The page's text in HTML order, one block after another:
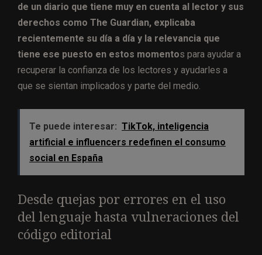
de un diario que tiene muy en cuenta al lector y sus
derechos como The Guardian, explicaba
recientemente su día a día y la relevancia que
tiene ese puesto en estos momentos para ayudar a
recuperar la confianza de los lectores y ayudarles a
que se sientan implicados y parte del medio.
Te puede interesar: TikTok, inteligencia
artificial e influencers redefinen el consumo
social en España
Desde quejas por errores en el uso
del lenguaje hasta vulneraciones del
código editorial